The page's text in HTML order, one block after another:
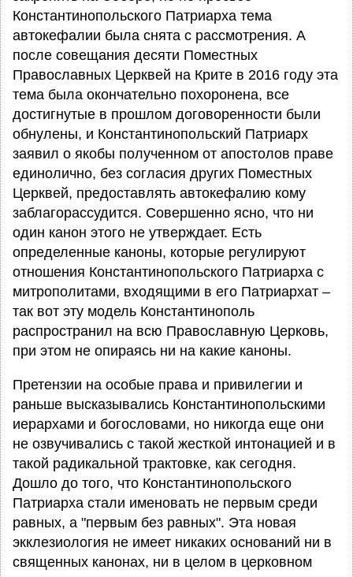
Константинопольского Патриарха тема
автокефалии была снята с рассмотрения. А
после совещания десяти Поместных
Православных Церквей на Крите в 2016 году эта
тема была окончательно похоронена, все
достигнутые в прошлом договоренности были
обнулены, и Константинопольский Патриарх
заявил о якобы полученном от апостолов праве
единолично, без согласия других Поместных
Церквей, предоставлять автокефалию кому
заблагорассудится. Совершенно ясно, что ни
один канон этого не утверждает. Есть
определенные каноны, которые регулируют
отношения Константинопольского Патриарха с
митрополитами, входящими в его Патриархат –
так вот эту модель Константинополь
распространил на всю Православную Церковь,
при этом не опираясь ни на какие каноны.
Претензии на особые права и привилегии и
раньше высказывались Константинопольскими
иерархами и богословами, но никогда еще они
не озвучивались с такой жесткой интонацией и в
такой радикальной трактовке, как сегодня.
Дошло до того, что Константинопольского
Патриарха стали именовать не первым среди
равных, а "первым без равных". Эта новая
экклезиология не имеет никаких оснований ни в
священных канонах, ни в целом в церковном